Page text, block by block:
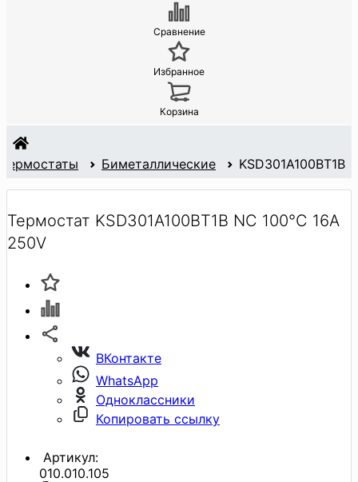
Сравнение
Избранное
Корзина
Термостаты Биметаллические KSD301A100BT1B
Термостат KSD301A100BT1B NC 100°C 16A
250V
ВКонтакте
WhatsApp
Одноклассники
Копировать ссылку
Артикул:
010.010.105